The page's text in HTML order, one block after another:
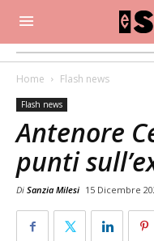
Home Flash news
Flash news
Antenore
punti
Di Sanzia Milesi 15 Dicembre